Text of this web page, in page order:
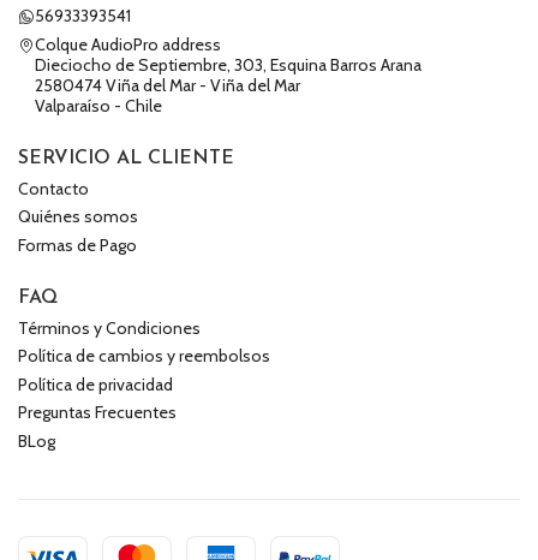
56933393541
Colque AudioPro address
Dieciocho de Septiembre, 303, Esquina Barros Arana
2580474 Viña del Mar - Viña del Mar
Valparaíso - Chile
SERVICIO AL CLIENTE
Contacto
Quiénes somos
Formas de Pago
FAQ
Términos y Condiciones
Política de cambios y reembolsos
Política de privacidad
Preguntas Frecuentes
BLog